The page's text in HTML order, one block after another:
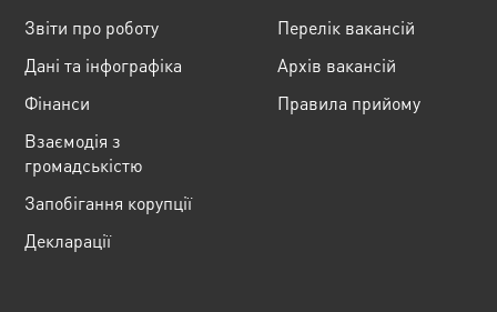
Звіти про роботу
Дані та інфографіка
Фінанси
Взаємодія з
громадськістю
Запобігання корупції
Декларації
Перелік вакансій
Архів вакансій
Правила прийому